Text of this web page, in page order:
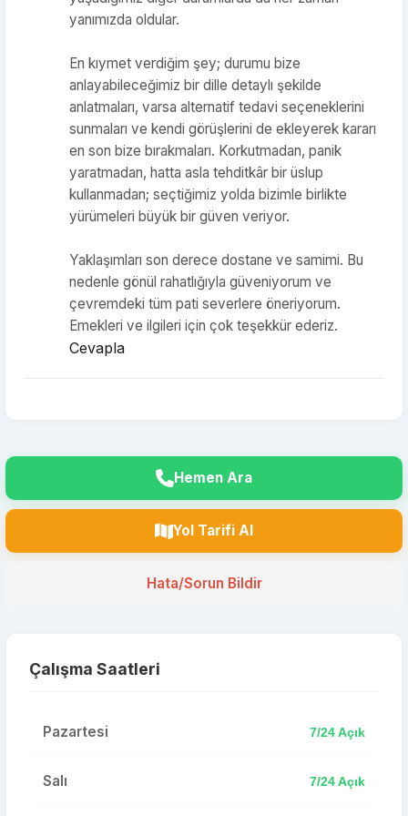
yanımızda oldular.
En kıymet verdiğim şey; durumu bize
anlayabileceğimiz bir dille detaylı şekilde
anlatmaları, varsa alternatif tedavi seçeneklerini
sunmaları ve kendi görüşlerini de ekleyerek kararı
en son bize bırakmaları. Korkutmadan, panik
yaratmadan, hatta asla tehditkâr bir üslup
kullanmadan; seçtiğimiz yolda bizimle birlikte
yürümeleri büyük bir güven veriyor.
Yaklaşımları son derece dostane ve samimi. Bu
nedenle gönül rahatlığıyla güveniyorum ve
çevremdeki tüm pati severlere öneriyorum.
Emekleri ve ilgileri için çok teşekkür ederiz.
Cevapla
Hemen Ara
Yol Tarifi Al
Hata/Sorun Bildir
Çalışma Saatleri
Pazartesi 7/24 Açık
Salı 7/24 Açık